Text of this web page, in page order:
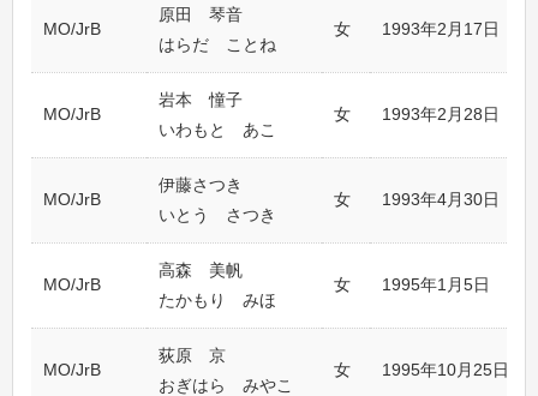
MO/JrB
原田 琴音
はらだ ことね
女 1993年2月17日
MO/JrB
岩本 憧子
いわもと あこ
女 1993年2月28日
MO/JrB
伊藤さつき
いとう さつき
女 1993年4月30日
MO/JrB
高森 美帆
たかもり みほ
女 1995年1月5日
MO/JrB
荻原 京
おぎはら みやこ
女 1995年10月25日